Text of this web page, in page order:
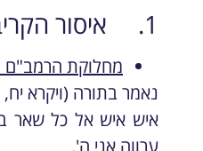
1. איסור הקריבה אל העריות
מחלוקת הרמב"ם
נאמר בתורה (ויקרא יח,
איש איש אל כל שאר
ערווה אני ה'.